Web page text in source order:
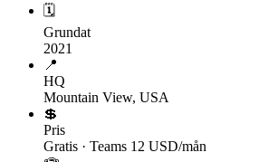
🗓
Grundat
2021
📍
HQ
Mountain View, USA
💲
Pris
Gratis · Teams 12 USD/mån